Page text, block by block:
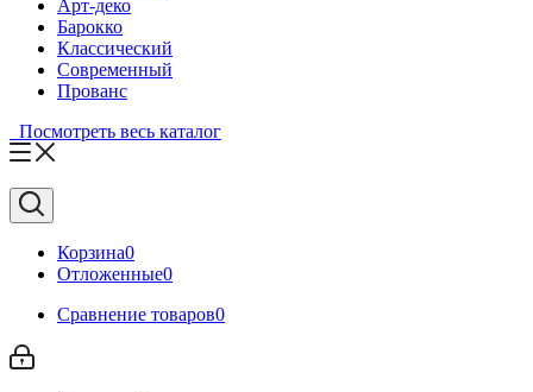
Арт-деко
Барокко
Классический
Современный
Прованс
Посмотреть весь каталог
Корзина0
Отложенные0
Сравнение товаров0